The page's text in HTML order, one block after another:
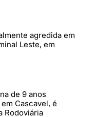
agredida em
Leste, em
de 9 anos
Cascavel, é
Rodoviária